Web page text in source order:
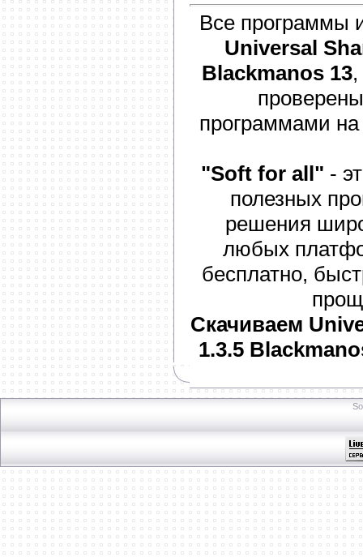
Все программы
Universal
Blackmanos 13
программами на
"Soft for all" -
полезных
решения
любых
бесплатно,
Скачиваем
1.3.5